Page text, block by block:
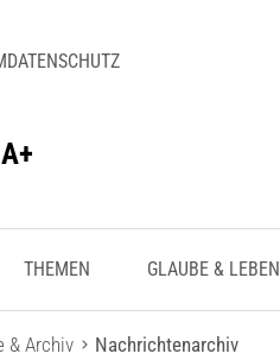
DATENSCHUTZ
A+
THEMEN GLAUBE & LEBEN
& Archiv Nachrichtenarchiv